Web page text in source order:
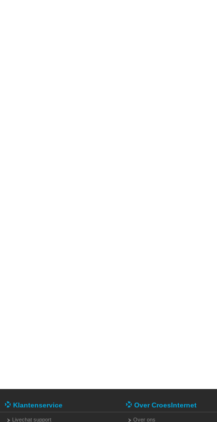
Klantenservice Over CroesInternet
Livechat support Over ons